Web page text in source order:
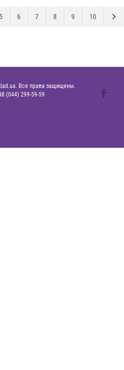
5 6 7 8 9 10
Все права защищены.
(044) 299-59-59